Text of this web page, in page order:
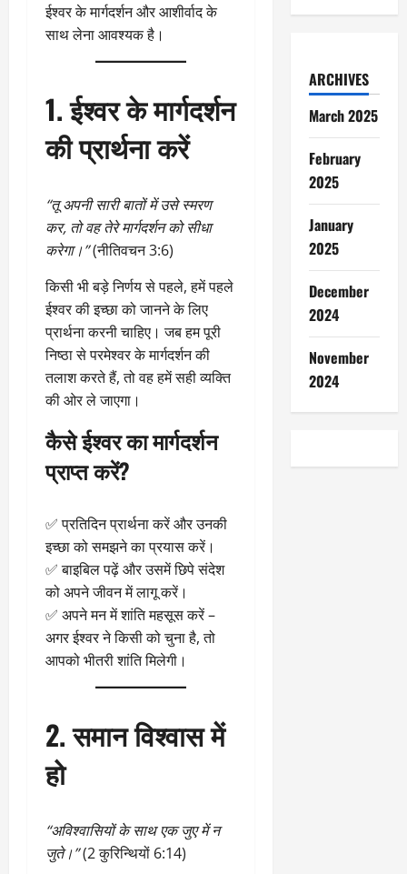
ईश्वर के मार्गदर्शन और आशीर्वाद के
साथ लेना आवश्यक है।
1. ईश्वर के मार्गदर्शन
की प्रार्थना करें
“तू अपनी सारी बातों में उसे स्मरण
कर, तो वह तेरे मार्गदर्शन को सीधा
करेगा।”(नीतिवचन 3:6)
किसी भी बड़े निर्णय से पहले, हमें पहले
ईश्वर की इच्छा को जानने के लिए
प्रार्थना करनी चाहिए। जब हम पूरी
निष्ठा से परमेश्वर के मार्गदर्शन की
तलाश करते हैं, तो वह हमें सही व्यक्ति
की ओर ले जाएगा।
कैसे ईश्वर का मार्गदर्शन
प्राप्त करें?
✅ प्रतिदिन प्रार्थना करें और उनकी
इच्छा को समझने का प्रयास करें।
✅ बाइबिल पढ़ें और उसमें छिपे संदेश
को अपने जीवन में लागू करें।
✅ अपने मन में शांति महसूस करें –
अगर ईश्वर ने किसी को चुना है, तो
आपको भीतरी शांति मिलेगी।
2. समान विश्वास में
हो
“अविश्वासियों के साथ एक जुए में न
जुते।”(2 कुरिन्थियों 6:14)
ARCHIVES
March 2025
February
2025
January
2025
December
2024
November
2024